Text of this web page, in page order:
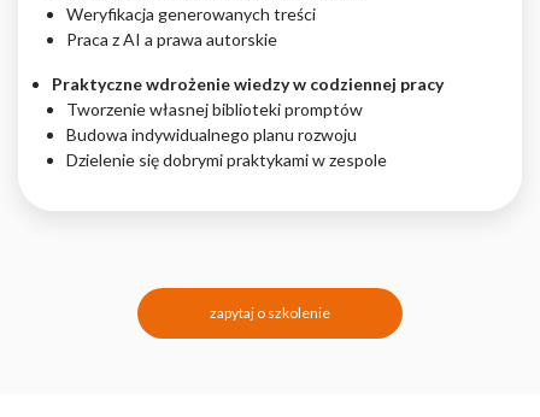
Weryfikacja generowanych treści
Praca z AI a prawa autorskie
Praktyczne wdrożenie wiedzy w codziennej pracy
Tworzenie własnej biblioteki promptów
Budowa indywidualnego planu rozwoju
Dzielenie się dobrymi praktykami w zespole
zapytaj o szkolenie